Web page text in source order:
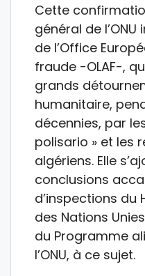
Cette
général de
de l’Office
fraude -OLAF-,
grands
humanitaire,
décennies, par
polisario » et les
algériens. Elle
conclusions
d’inspections
des Nations
du Programme
l’ONU, à ce sujet.